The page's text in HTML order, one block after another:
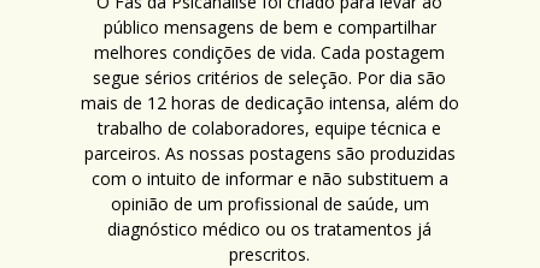
público mensagens de bem e compartilhar
melhores condições de vida. Cada postagem
segue sérios critérios de seleção. Por dia são
mais de 12 horas de dedicação intensa, além do
trabalho de colaboradores, equipe técnica e
parceiros. As nossas postagens são produzidas
com o intuito de informar e não substituem a
opinião de um profissional de saúde, um
diagnóstico médico ou os tratamentos já
prescritos.